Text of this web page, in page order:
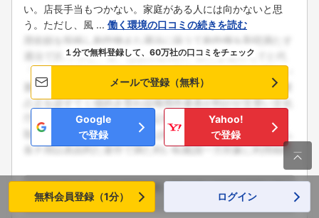
い。店長手当もつかない。家庭がある人には向かないと思
う。ただし、風 ... 働く環境の口コミの続きを読む
１分で無料登録して、60万社の口コミをチェック
メールで登録（無料）
Google
で登録
Yahoo!
で登録
10代後半女性
13年度

無料会員登録（1分） ログイン